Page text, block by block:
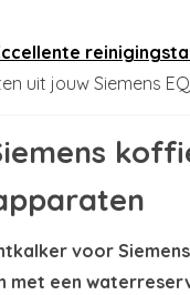
uit jouw Siemens
voor Siemens
met een